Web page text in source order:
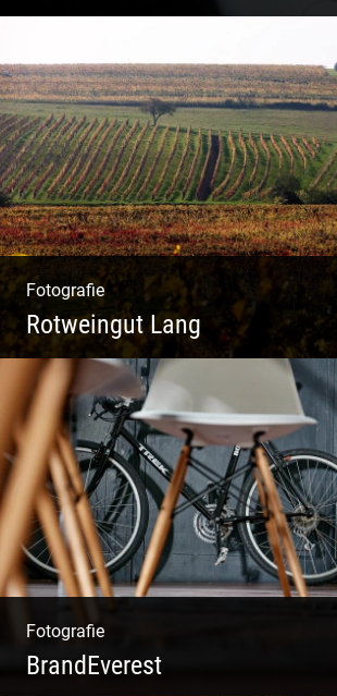
Aufstellung
Fotografie
Rotweingut Lang
Rotweine aus Österreich |
Weinprobe | Herbstliche
Weinkeller
Fotografie
BrandEverest